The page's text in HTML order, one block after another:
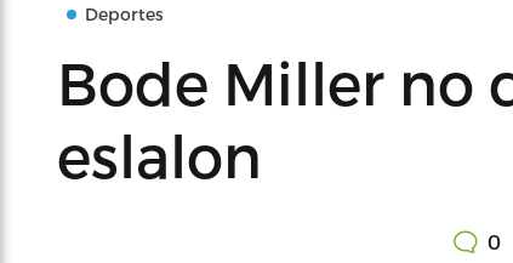
Deportes
Bode Miller no
eslalon
0